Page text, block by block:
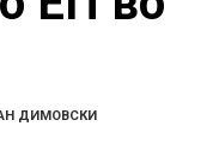
ДИМОВСКИ